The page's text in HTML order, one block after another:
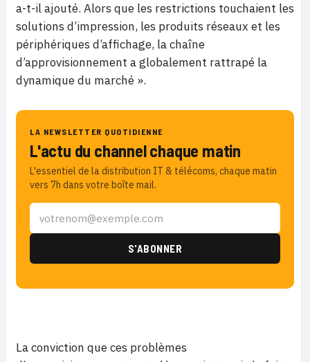
a-t-il ajouté. Alors que les restrictions touchaient les
solutions d’impression, les produits réseaux et les
périphériques d’affichage, la chaîne
d’approvisionnement a globalement rattrapé la
dynamique du marché ».
LA NEWSLETTER QUOTIDIENNE
L'actu du channel chaque matin
L'essentiel de la distribution IT & télécoms, chaque matin
vers 7h dans votre boîte mail.
La conviction que ces problèmes